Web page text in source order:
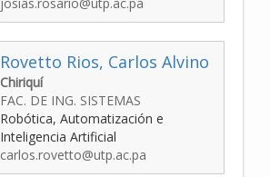
Rovetto Rios, Carlos Alvino
Chiriquí
FAC. DE ING. SISTEMAS
Robótica, Automatización e
Inteligencia Artificial
carlos.rovetto@utp.ac.pa